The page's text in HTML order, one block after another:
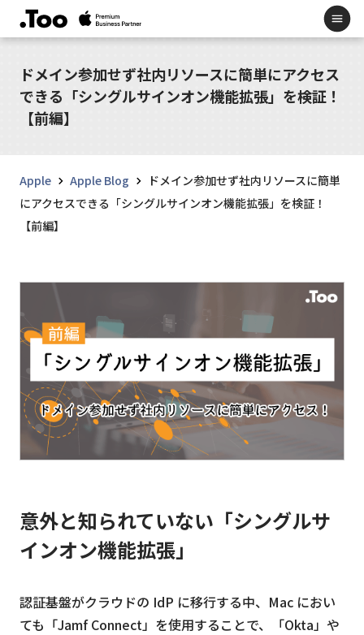
ドメイン参加せず社内リソースに簡単にアクセス
できる「シングルサインオン機能拡張」を検証！
【前編】
Apple Apple Blog
ドメイン参加せず社内リソースに簡単
にアクセスできる「シングルサインオン機能拡張」を検証！
【前編】
意外と知られていない「シングルサ
インオン機能拡張」
認証基盤がクラウドの IdP に移行する中、Mac におい
ても「Jamf Connect」を使用することで、「Okta」や